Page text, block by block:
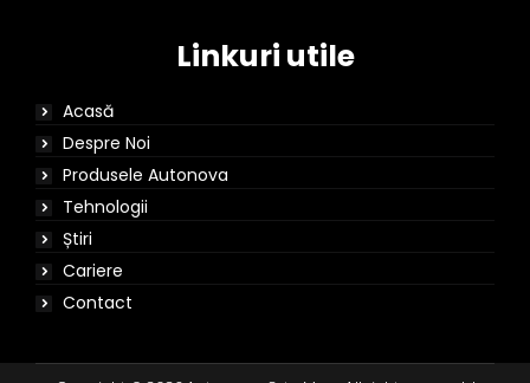
Linkuri utile
Acasă
Despre Noi
Produsele Autonova
Tehnologii
Știri
Cariere
Contact